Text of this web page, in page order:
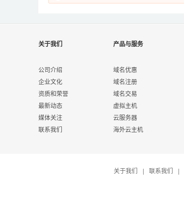
关于我们
公司介绍
企业文化
资质和荣誉
最新动态
媒体关注
联系我们
产品与服务
域名优惠
域名注册
域名交易
虚拟主机
云服务器
海外云主机
关于我们 | 联系我们 |